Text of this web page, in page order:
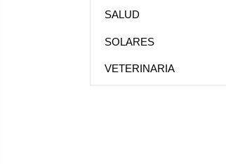
SALUD
SOLARES
VETERINARIA